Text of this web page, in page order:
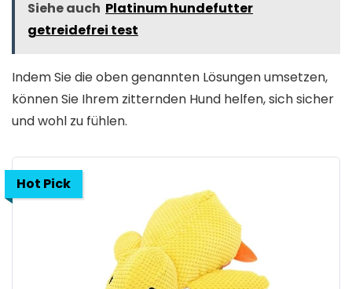
Siehe auch Platinum hundefutter
getreidefrei test
Indem Sie die oben genannten Lösungen umsetzen,
können Sie Ihrem zitternden Hund helfen, sich sicher
und wohl zu fühlen.
Hot Pick